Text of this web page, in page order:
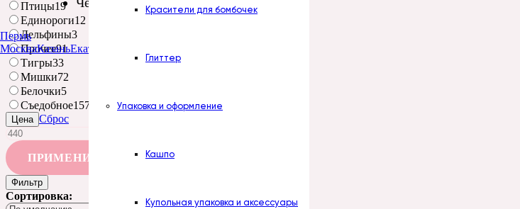
Красители для бомбочек
Глиттер
Упаковка и оформление
Кашпо
Купольная упаковка и аксессуары
Пермь
МоскваКазаньЕкатеринбург
Птицы19
Единороги12
Дельфины3
Прочее91
Тигры33
Мишки72
Белочки5
Съедобное157
Цена Сброс
ПРИМЕНИТЬ
Фильтр
Сортировка: